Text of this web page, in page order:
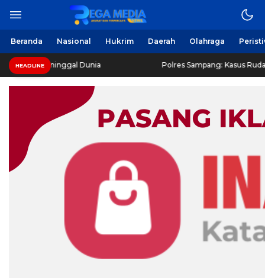
Beranda Nasional Hukrim Daerah Olahraga
HEADLINEDunia Polres Sampang: Kasus Rudapaksa